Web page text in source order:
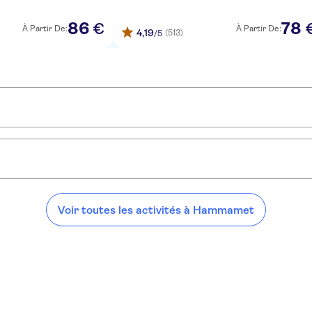
À Partir De:86 € 4,19/5 (513) À Partir De:78
villages de l'Atlas tunisien depuis Hammamet
Voir toutes les activités à Hammamet